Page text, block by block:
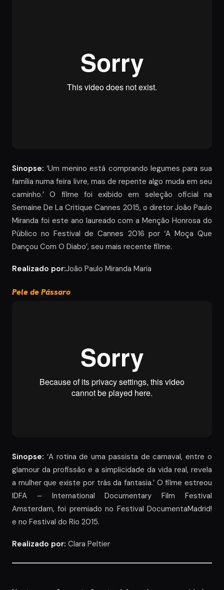
Sinopse:‘Um menino está comprando legumes para sua
família numa feira livre, mas de repente algo muda em seu
caminho.’ O filme foi exibido em seleção oficial na
Semaine De La Critique Cannes 2015, o diretor João Paulo
Miranda foi este ano laureado com a Menção Honrosa do
Público no Festival de Cannes 2016 por ‘A Moça Que
Dançou Com O Diabo’, seu mais recente filme.
Realizado por:João Paulo Miranda Maria
Pele de Pássaro
Sinopse: ‘A rotina de uma passista de carnaval, entre o
glamour da profissão e a simplicidade da vida real, revela
a mulher que existe por trás da fantasia.’ O filme estreou
IDFA – International Documentary Film Festival
Amsterdam, foi premiado no Festival DocumentaMadrid!
e no Festival do Rio 2015.
Realizado por: Clara Peltier